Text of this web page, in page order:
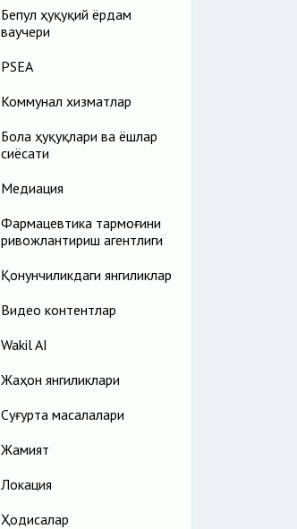
Бепул ҳуқуқий ёрдам
ваучери
PSEA
Коммунал хизматлар
Бола ҳуқуқлари ва ёшлар
сиёсати
Медиация
Фармацевтика тармоғини
ривожлантириш агентлиги
Қонунчиликдаги янгиликлар
Видео контентлар
Wakil AI
Жаҳон янгиликлари
Cуғурта масалалари
Жамият
Локация
Ҳодисалар